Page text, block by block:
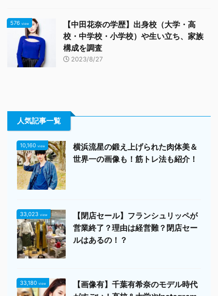
576 view
【中田花奈の学歴】出身校（大学・高
校・中学校・小学校）や生い立ち、家族
構成を調査
2023/8/27
人気記事一覧
10,160 view
横浜流星の鍛え上げられた肉体美＆
世界一の画像も！筋トレ法も紹介！
33,023 view
【閉店セール】フランシュリッペが
営業終了？理由は経営難？閉店セー
ルはあるの！？
33,180 view
【画像有】千葉有希奈のモデル時代